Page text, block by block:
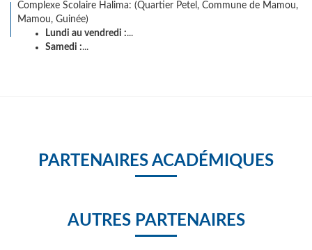
Complexe Scolaire Halima: (Quartier Petel, Commune de Mamou,
Mamou, Guinée)
Lundi au vendredi :...
Samedi :...
PARTENAIRES ACADÉMIQUES
AUTRES PARTENAIRES